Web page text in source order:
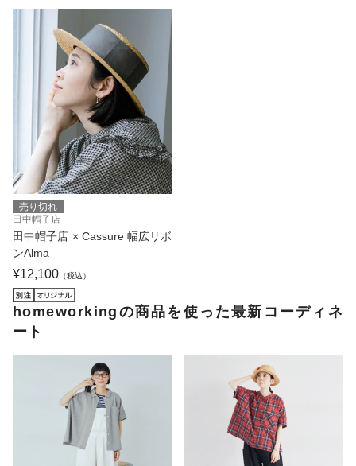
売り切れ
田中帽子店
田中帽子店 × Cassure 幅広リボ
ンAlma
¥12,100 （税込）
homeworkingの商品を使った最新コーディネ
ート